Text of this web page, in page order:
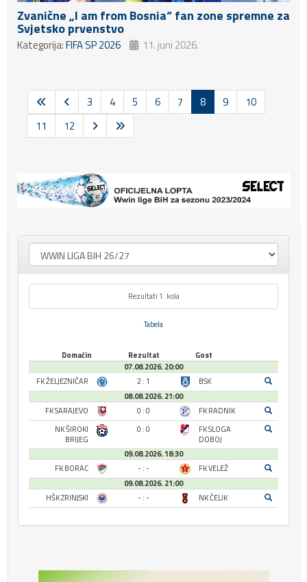
Zvanične „I am from Bosnia“ fan zone spremne za
Svjetsko prvenstvo
Kategorija:FIFA SP 2026 11. juni 2026.
3 4 5 6 7 8 9
10
11
12
Rezultati 1. kola
Tabela
Domaćin Rezultat
Gost
07.08.2026. 20:00
FK ŽELJEZNIČAR
2 : 1
BSK
08.08.2026. 21:00
FK SARAJEVO
0 : 0
FK RADNIK
NK ŠIROKI
BRIJEG
0 : 0
FK SLOGA
DOBOJ
09.08.2026. 18:30
FK BORAC
- : -
FK VELEŽ
09.08.2026. 21:00
HŠK ZRINJSKI
- : - NK ČELIK